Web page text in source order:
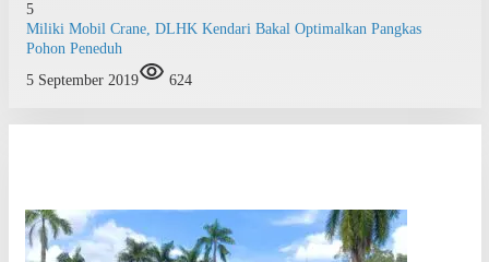
5
Miliki Mobil Crane, DLHK Kendari Bakal Optimalkan Pangkas
Pohon Peneduh
5 September 2019
624